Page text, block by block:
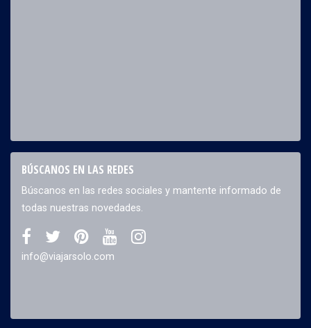
BÚSCANOS EN LAS REDES
Búscanos en las redes sociales y mantente informado de
todas nuestras novedades.
info@viajarsolo.com